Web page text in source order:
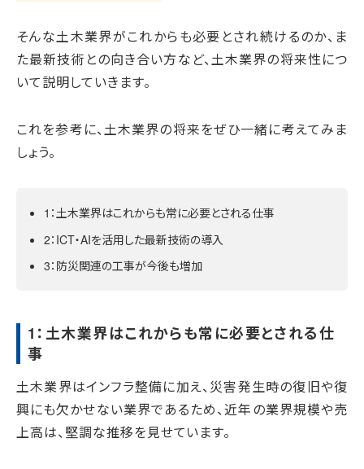
そんな土木業界がこれからも必要とされ続けるのか、ま
た最新技術との向き合い方など、土木業界の将来性につ
いて説明していきます。
これを参考に、土木業界の将来をぜひ一緒に考えてみま
しょう。
1：土木業界はこれからも常に必要とされる仕事
2：ICT・AIを活用した最新技術の導入
3：防災関連の工事が今後も増加
1：土木業界はこれからも常に必要とされる仕
事
土木業界はインフラ整備に加え、災害発生時の復旧や復
興にも欠かせない業界であるため、近年の業界規模や売
上高は、堅調な推移を見せています。